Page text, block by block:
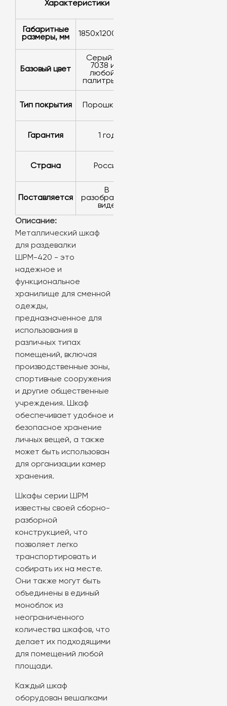
Характеристики
размеры, мм
1850х1200х500
Базовый цвет
серый RAL
7038 или
любой из
палитры RAL
Тип покрытия порошковое
Гарантия 1 год
Страна Россия
Поставляется
в
разобранном
виде
Описание:
Металлический шкаф
для раздевалки
ШРМ-420 - это
надежное и
функциональное
хранилище для сменной
одежды,
предназначенное для
использования в
различных типах
помещений, включая
производственные зоны,
спортивные сооружения
и другие общественные
учреждения. Шкаф
обеспечивает удобное и
безопасное хранение
личных вещей, а также
может быть использован
для организации камер
хранения.
Шкафы серии ШРМ
известны своей сборно-
разборной
конструкцией, что
позволяет легко
транспортировать и
собирать их на месте.
Они также могут быть
объединены в единый
моноблок из
неограниченного
количества шкафов, что
делает их подходящими
для помещений любой
площади.
Каждый шкаф
оборудован вешалками